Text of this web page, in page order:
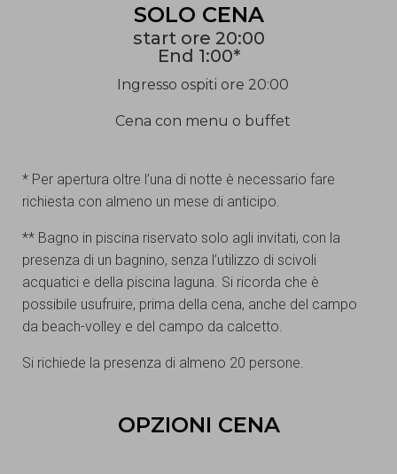
SOLO CENA
start ore 20:00
End 1:00*
Ingresso ospiti ore 20:00
Cena con menu o buffet
* Per apertura oltre l’una di notte è necessario fare
richiesta con almeno un mese di anticipo.
** Bagno in piscina riservato solo agli invitati, con la
presenza di un bagnino, senza l’utilizzo di scivoli
acquatici e della piscina laguna. Si ricorda che è
possibile usufruire, prima della cena, anche del campo
da beach-volley e del campo da calcetto.
Si richiede la presenza di almeno 20 persone.
OPZIONI CENA